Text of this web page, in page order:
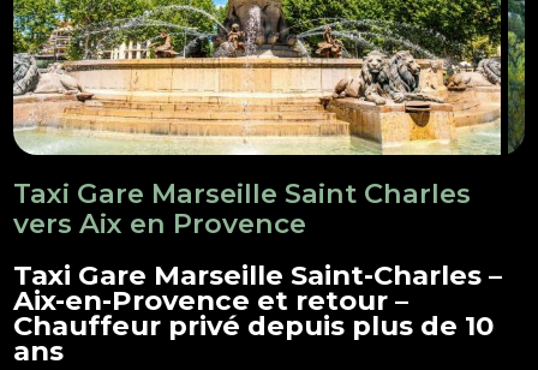
Taxi Gare Marseille Saint Charles
vers Aix en Provence
Taxi Gare Marseille Saint-Charles –
Aix-en-Provence et retour –
Chauffeur privé depuis plus de 10
ans